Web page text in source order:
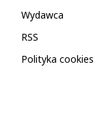
Wydawca
RSS
Polityka cookies